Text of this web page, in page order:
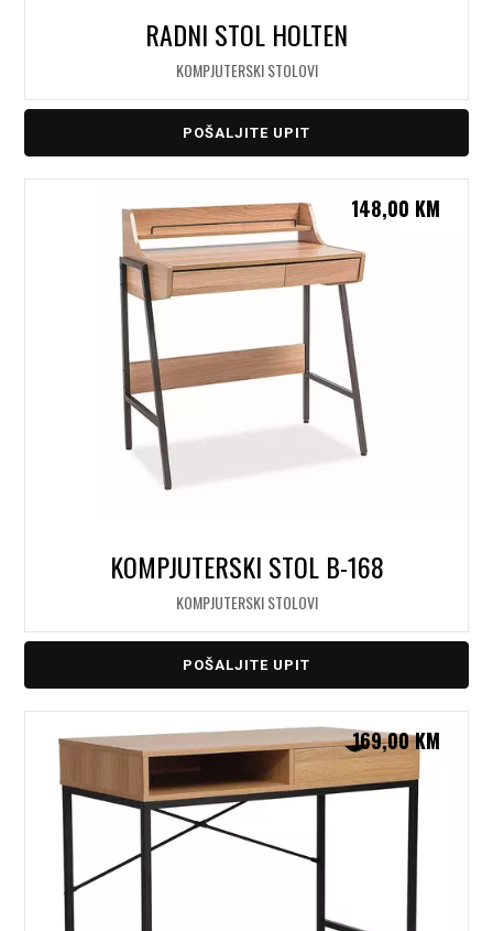
RADNI STOL HOLTEN
KOMPJUTERSKI STOLOVI
POŠALJITE UPIT
KOMPJUTERSKI STOL B-168
KOMPJUTERSKI STOLOVI
148,00 KM
POŠALJITE UPIT
169,00KM